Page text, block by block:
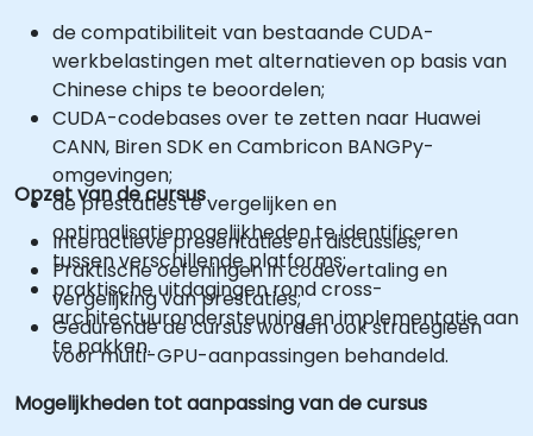
de compatibiliteit van bestaande CUDA-
werkbelastingen met alternatieven op basis van
Chinese chips te beoordelen;
CUDA-codebases over te zetten naar Huawei
CANN, Biren SDK en Cambricon BANGPy-
omgevingen;
de prestaties te vergelijken en
optimalisatiemogelijkheden te identificeren
tussen verschillende platforms;
praktische uitdagingen rond cross-
architectuurondersteuning en implementatie aan
te pakken.
Opzet van de cursus
Interactieve presentaties en discussies;
Praktische oefeningen in codevertaling en
vergelijking van prestaties;
Gedurende de cursus worden ook strategieën
voor multi-GPU-aanpassingen behandeld.
Mogelijkheden tot aanpassing van de cursus